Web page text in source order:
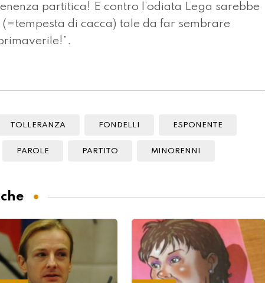
partitica! E contro l’odiata Lega sarebbe
di cacca) tale da far sembrare
TOLLERANZA FONDELLI ESPONENTE
PAROLE PARTITO MINORENNI